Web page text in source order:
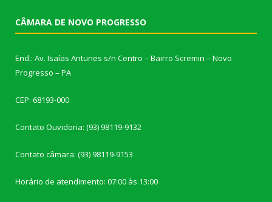
CÂMARA DE NOVO PROGRESSO
End.: Av. Isaías Antunes s/n Centro – Bairro Scremin – Novo
Progresso – PA
CEP: 68193-000
Contato Ouvidoria: (93) 98119-9132
Contato câmara: (93) 98119-9153
Horário de atendimento: 07:00 às 13:00